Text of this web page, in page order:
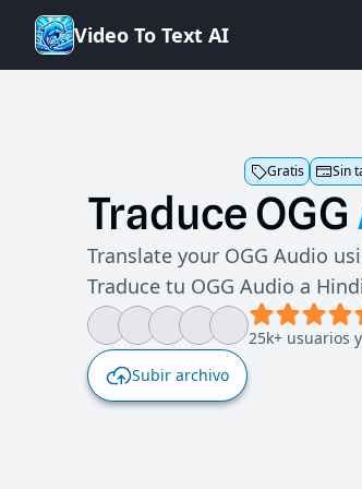
Video To Text AI
Gratis Sin
TraduceOGG
Translate your OGG Audio
Traduce tu OGG Audio a
25k+ usuarios
Subir archivo